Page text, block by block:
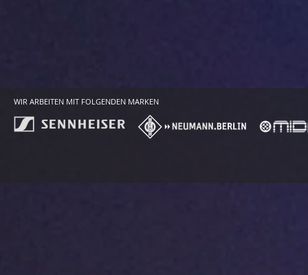
WIR ARBEITEN MIT FOLGENDEN MARKEN